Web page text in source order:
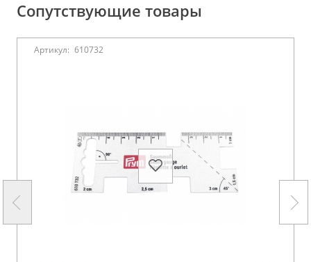
Сопутствующие товары
Артикул: 610732